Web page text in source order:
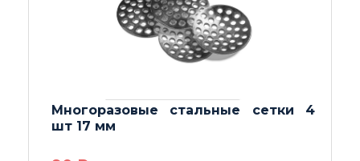
Многоразовые стальные сетки 4
шт 17 мм